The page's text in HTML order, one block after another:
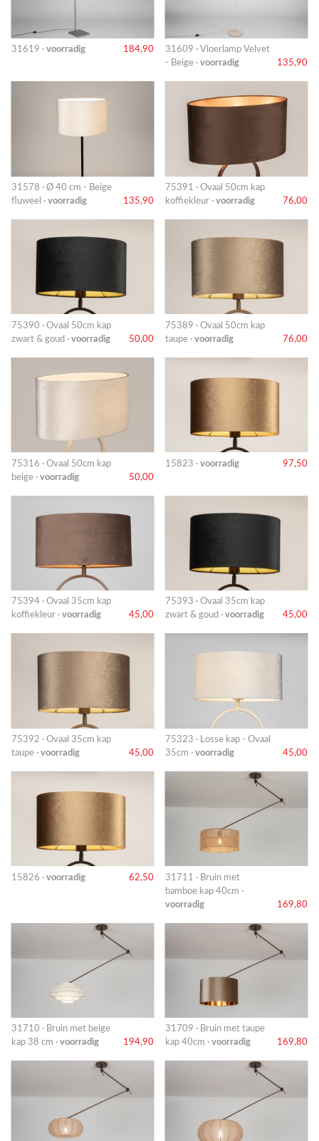
31619 · voorradig 184,90
31609 · Vloerlamp Velvet
- Beige · voorradig 135,90
31578 · Ø 40 cm - Beige
fluweel · voorradig 135,90
75391 · Ovaal 50cm kap
koffiekleur · voorradig 76,00
75390 · Ovaal 50cm kap
zwart & goud · voorradig 50,00
75389 · Ovaal 50cm kap
taupe · voorradig 76,00
75316 · Ovaal 50cm kap
beige · voorradig 50,00
15823 · voorradig 97,50
75394 · Ovaal 35cm kap
koffiekleur · voorradig 45,00
75393 · Ovaal 35cm kap
zwart & goud · voorradig 45,00
75392 · Ovaal 35cm kap
taupe · voorradig 45,00
75323 · Losse kap - Ovaal
35cm · voorradig 45,00
15826 · voorradig 62,50
31711 · Bruin met
bamboe kap 40cm ·
voorradig
169,80
31710 · Bruin met beige
kap 38 cm · voorradig 194,90
31709 · Bruin met taupe
kap 40cm · voorradig 169,80